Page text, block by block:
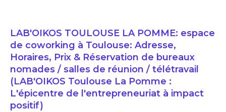
LAB'OIKOS TOULOUSE LA POMME: espace
de coworking à Toulouse: Adresse,
Horaires, Prix & Réservation de bureaux
nomades / salles de réunion / télétravail
(LAB'OIKOS Toulouse La Pomme :
L'épicentre de l'entrepreneuriat à impact
positif)